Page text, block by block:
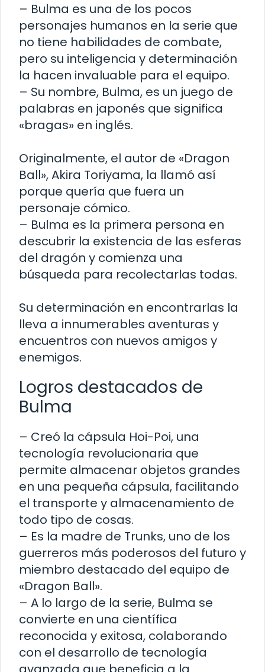
– Bulma es una de los pocos
personajes humanos en la serie que
no tiene habilidades de combate,
pero su inteligencia y determinación
la hacen invaluable para el equipo.
– Su nombre, Bulma, es un juego de
palabras en japonés que significa
«bragas» en inglés.
Originalmente, el autor de «Dragon
Ball», Akira Toriyama, la llamó así
porque quería que fuera un
personaje cómico.
– Bulma es la primera persona en
descubrir la existencia de las esferas
del dragón y comienza una
búsqueda para recolectarlas todas.
Su determinación en encontrarlas la
lleva a innumerables aventuras y
encuentros con nuevos amigos y
enemigos.
Logros destacados de
Bulma
– Creó la cápsula Hoi-Poi, una
tecnología revolucionaria que
permite almacenar objetos grandes
en una pequeña cápsula, facilitando
el transporte y almacenamiento de
todo tipo de cosas.
– Es la madre de Trunks, uno de los
guerreros más poderosos del futuro y
miembro destacado del equipo de
«Dragon Ball».
– A lo largo de la serie, Bulma se
convierte en una científica
reconocida y exitosa, colaborando
con el desarrollo de tecnología